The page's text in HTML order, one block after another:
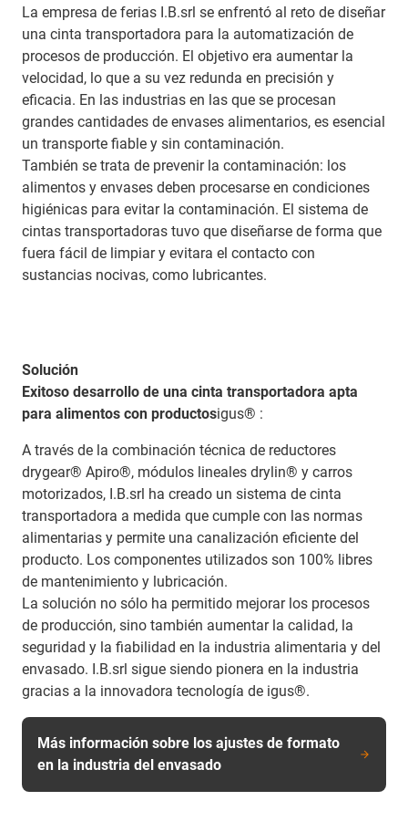
La empresa de ferias I.B.srl se enfrentó al reto de diseñar
una cinta transportadora para la automatización de
procesos de producción. El objetivo era aumentar la
velocidad, lo que a su vez redunda en precisión y
eficacia. En las industrias en las que se procesan
grandes cantidades de envases alimentarios, es esencial
un transporte fiable y sin contaminación.
También se trata de prevenir la contaminación: los
alimentos y envases deben procesarse en condiciones
higiénicas para evitar la contaminación. El sistema de
cintas transportadoras tuvo que diseñarse de forma que
fuera fácil de limpiar y evitara el contacto con
sustancias nocivas, como lubricantes.
Solución
Exitoso desarrollo de una cinta transportadora apta
para alimentos con productosigus® :
A través de la combinación técnica de reductores
drygear® Apiro®, módulos lineales drylin® y carros
motorizados, I.B.srl ha creado un sistema de cinta
transportadora a medida que cumple con las normas
alimentarias y permite una canalización eficiente del
producto. Los componentes utilizados son 100% libres
de mantenimiento y lubricación.
La solución no sólo ha permitido mejorar los procesos
de producción, sino también aumentar la calidad, la
seguridad y la fiabilidad en la industria alimentaria y del
envasado. I.B.srl sigue siendo pionera en la industria
gracias a la innovadora tecnología de igus®.
Más información sobre los ajustes de formato
en la industria del envasado